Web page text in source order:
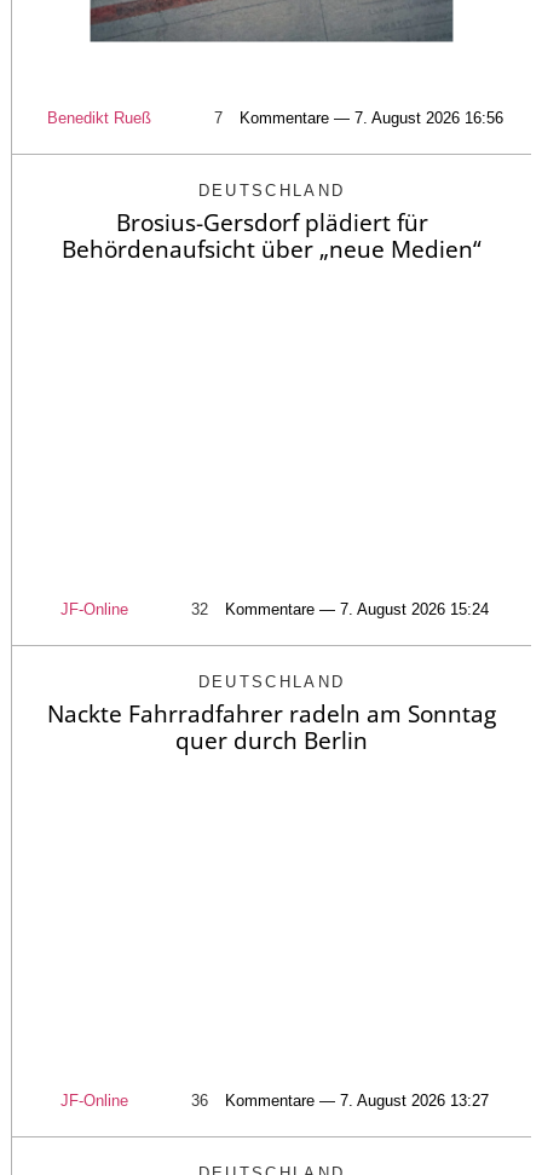
Benedikt Rueß 7 Kommentare — 7. August 2026 16:56
DEUTSCHLAND
Brosius-Gersdorf plädiert für
Behördenaufsicht über „neue Medien“
JF-Online 32 Kommentare — 7. August 2026 15:24
DEUTSCHLAND
Nackte Fahrradfahrer radeln am Sonntag
quer durch Berlin
JF-Online 36 Kommentare — 7. August 2026 13:27